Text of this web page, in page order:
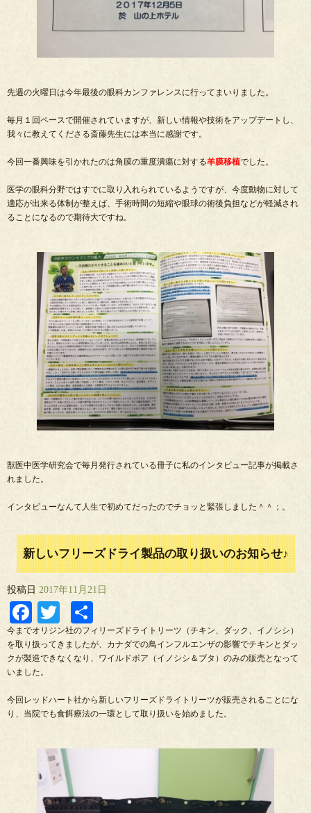
先週の火曜日は今年最後の眼科カンファレンスに行ってまいりました。
毎月１回ペースで開催されていますが、新しい情報や技術をアップデートし、
我々に教えてくださる斎藤先生には本当に感謝です。
今回一番興味を引かれたのは角膜の重度潰瘍に対する羊膜移植でした。
医学の眼科分野ではすでに取り入れられているようですが、今度動物に対して
適応が出来る体制が整えば、手術時間の短縮や眼球の術後負担などが軽減され
ることになるので期待大ですね。
獣医中医学研究会で毎月発行されている冊子に私のインタビュー記事が掲載さ
れました。
インタビューなんて人生で初めてだったのでチョッと緊張しました＾＾；。
新しいフリーズドライ製品の取り扱いのお知らせ♪
投稿日 2017年11月21日
Facebook
Twitter
有
今までオリジン社のフィリーズドライトリーツ（チキン、ダック、イノシシ）
を取り扱ってきましたが、カナダでの鳥インフルエンザの影響でチキンとダッ
クが製造できなくなり、ワイルドボア（イノシシ＆ブタ）のみの販売となって
いました。
今回レッドハート社から新しいフリーズドライトリーツが販売されることにな
り、当院でも食餌療法の一環として取り扱いを始めました。